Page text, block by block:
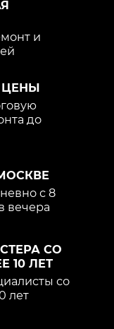
и
ЦЕНЫ
до
с 8
вечера
СО
10 ЛЕТ
со
лет